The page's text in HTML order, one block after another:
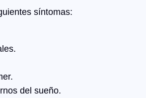
síntomas:
del sueño.